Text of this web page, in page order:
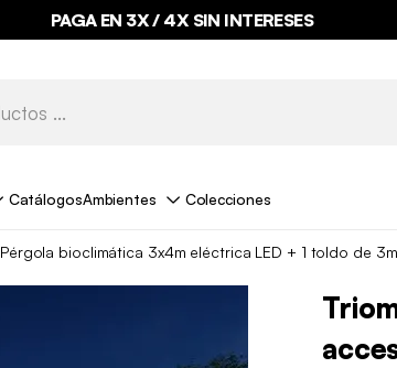
PAGA EN 3X / 4X SIN INTERESES
CatálogosAmbientes Colecciones
Pérgola bioclimática 3x4m eléctrica LED + 1 toldo de